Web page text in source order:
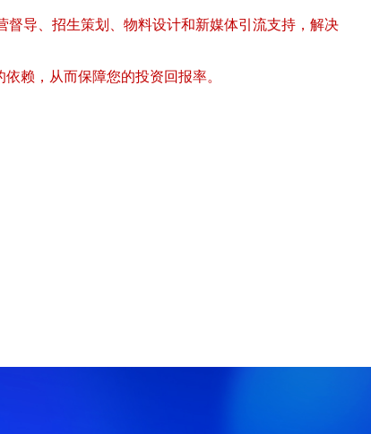
督导、招生策划、物料设计和新媒体引流支持，解决
赖，从而保障您的投资回报率。